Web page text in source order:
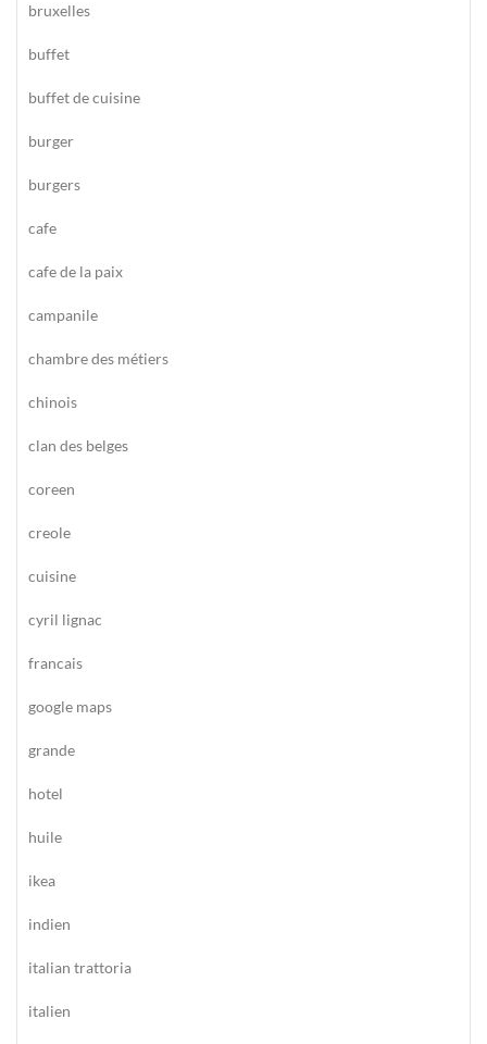
bruxelles
buffet
buffet de cuisine
burger
burgers
cafe
cafe de la paix
campanile
chambre des métiers
chinois
clan des belges
coreen
creole
cuisine
cyril lignac
francais
google maps
grande
hotel
huile
ikea
indien
italian trattoria
italien